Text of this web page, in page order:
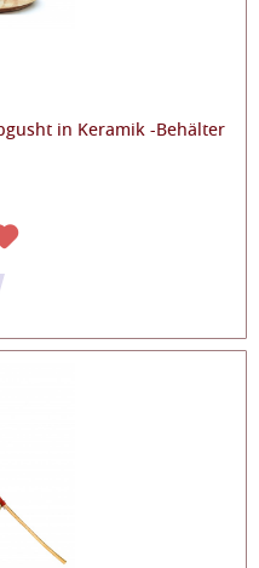
in Keramik -Behälter